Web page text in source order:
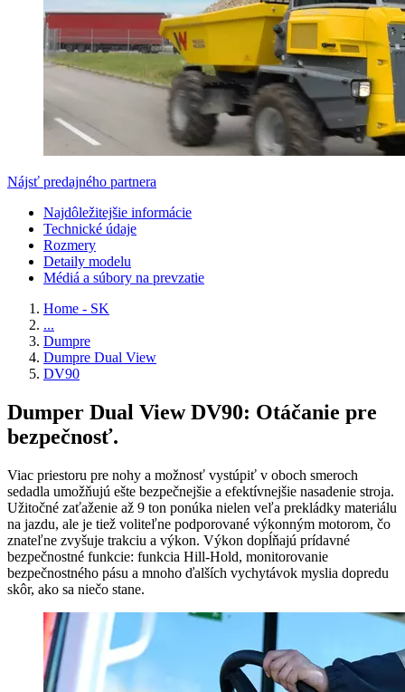
Nájsť predajného partnera
Najdôležitejšie informácie
Technické údaje
Rozmery
Detaily modelu
Médiá a súbory na prevzatie
Home - SK
...
Dumpre
Dumpre Dual View
DV90
Dumper Dual View DV90: Otáčanie pre
bezpečnosť.
Viac priestoru pre nohy a možnosť vystúpiť v oboch smeroch
sedadla umožňujú ešte bezpečnejšie a efektívnejšie nasadenie stroja.
Užitočné zaťaženie až 9 ton ponúka nielen veľa prekládky materiálu
na jazdu, ale je tiež voliteľne podporované výkonným motorom, čo
znateľne zvyšuje trakciu a výkon. Výkon dopĺňajú prídavné
bezpečnostné funkcie: funkcia Hill-Hold, monitorovanie
bezpečnostného pásu a mnoho ďalších vychytávok myslia dopredu
skôr, ako sa niečo stane.